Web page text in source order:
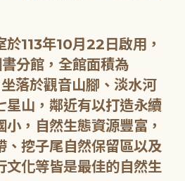
113年10月22日啟用，
分館，全館面積為
落於觀音山腳、淡水河
星山，鄰近有以打造永續
，自然生態資源豐富，
、挖子尾自然保留區以及
文化等皆是最佳的自然生